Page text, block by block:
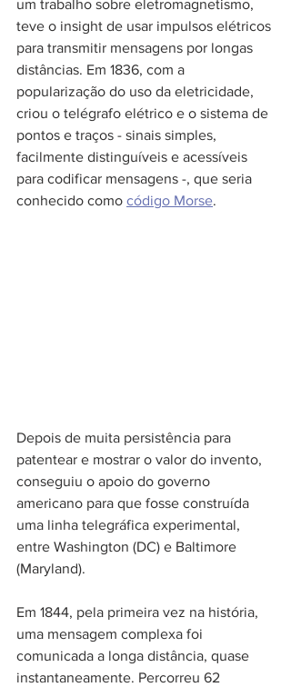
um trabalho sobre eletromagnetismo,
teve o insight de usar impulsos elétricos
para transmitir mensagens por longas
distâncias. Em 1836, com a
popularização do uso da eletricidade,
criou o telégrafo elétrico e o sistema de
pontos e traços - sinais simples,
facilmente distinguíveis e acessíveis
para codificar mensagens -, que seria
conhecido como código Morse.
Depois de muita persistência para
patentear e mostrar o valor do invento,
conseguiu o apoio do governo
americano para que fosse construída
uma linha telegráfica experimental,
entre Washington (DC) e Baltimore
(Maryland).
Em 1844, pela primeira vez na história,
uma mensagem complexa foi
comunicada a longa distância, quase
instantaneamente. Percorreu 62